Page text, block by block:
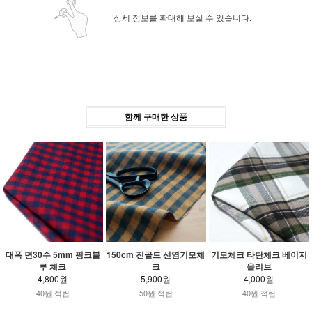
상세 정보를 확대해 보실 수 있습니다.
함께 구매한 상품
대폭 면30수 5mm 핑크블
루 체크
4,800원
40원 적립
150cm 진골드 선염기모체
크
5,900원
50원 적립
기모체크 타탄체크 베이지
올리브
4,000원
40원 적립